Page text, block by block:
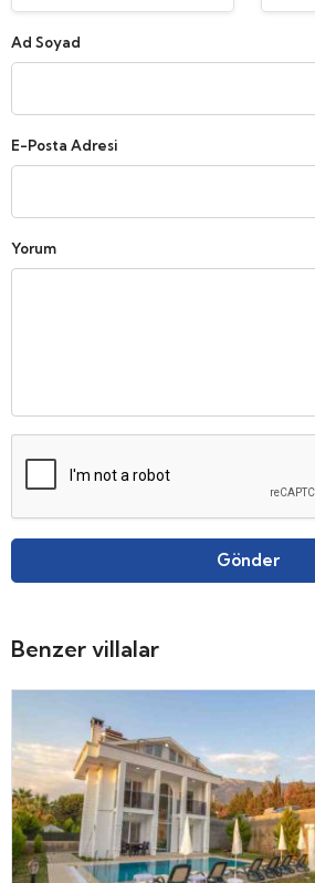
Ad Soyad
E-Posta Adresi
Yorum
Gönder
Benzer villalar